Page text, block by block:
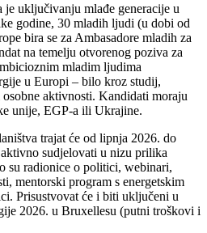
je uključivanju mlađe generacije u
godine, 30 mladih ljudi (u dobi od
bira se za Ambasadore mladih za
na temelju otvorenog poziva za
mladim ljudima
u Europi – bilo kroz studij,
aktivnosti. Kandidati moraju
unije, EGP-a ili Ukrajine.
trajat će od lipnja 2026. do
sudjelovati u nizu prilika
su radionice o politici, webinari,
mentorski program s energetskim
Prisustvovat će i biti uključeni u
2026. u Bruxellesu (putni troškovi i